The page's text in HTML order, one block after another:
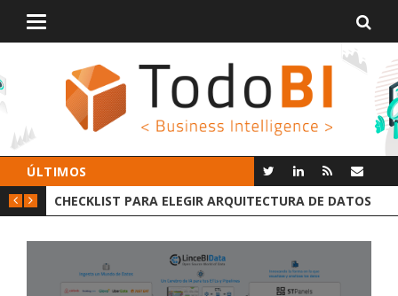
Alternar
ÚLTIMOS
ARQUITECTURA DE DATOS
GROOT AI LINCEBI: LA NUEVA